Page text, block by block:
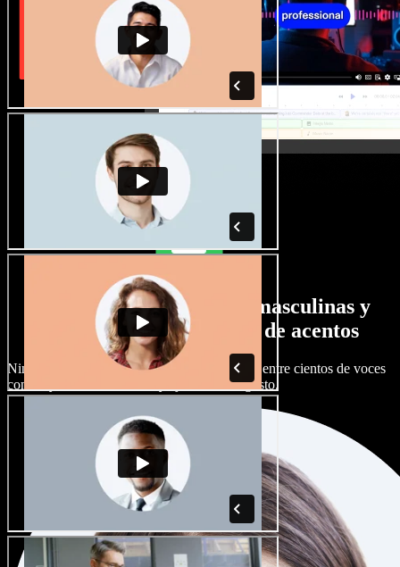
Gran selección de voces masculinas y
femeninas con todo tipo de acentos
Ningún proyecto tiene que sonar igual. Elige entre cientos de voces
con IA y acentos distintos, y ajústalas a tu gusto.